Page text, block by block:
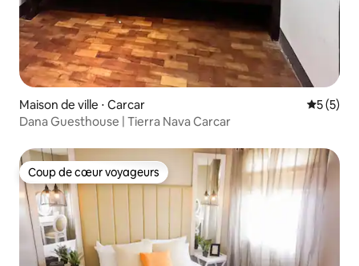
Maison de ville ⋅ Carcar
5 (5)
Dana Guesthouse | Tierra Nava Carcar
Coup de cœur voyageurs
Coup de cœur voyageurs